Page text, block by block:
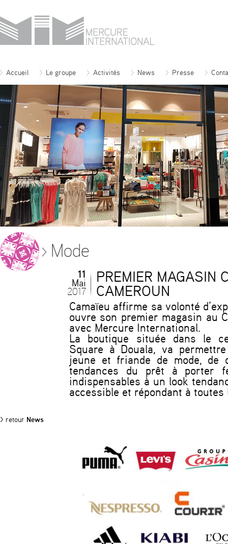
Accueil Le groupe Activités News Presse
Mode
11
Mai
2017
PREMIER MAGASIN
CAMEROUN
Camaïeu affirme sa volonté
ouvre son premier magasin au
avec Mercure International.
La boutique située dans le
Square à Douala, va
jeune et friande de mode, de
tendances du prêt à porter
indispensables à un look
accessible et répondant à toutes
> retour News